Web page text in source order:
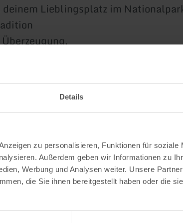
Details
zu personalisieren, Funktionen für soziale
Außerdem geben wir Informationen zu
Werbung und Analysen weiter. Unsere
die Sie ihnen bereitgestellt haben oder die
deinem Lieblingsplatz im
der Natur kostbar sind.